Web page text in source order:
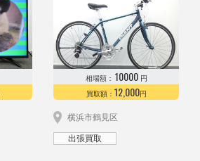
相場額： 10000 円
買取額： 12,000円
横浜市鶴見区
出張買取